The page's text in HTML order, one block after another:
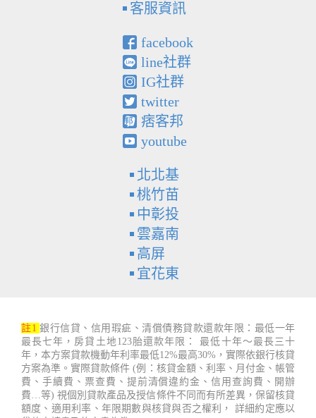
客服資訊
facebook
line社群
IG社群
twitter
痞客邦
youtube
北北基
桃竹苗
中彰投
雲嘉南
高屏
宜花東
註1 銀行信貸、信用瑕疵、清償債務貸款還款年限：最低一年
最長七年，房貸土地123胎還款年限： 最低十年～最長三十
年，本方案貸款機動年利率最低12%最高30%，實際依銀行核貸
方案為準。實際貸款條件 (例：核貸金額、利率、月付金、帳管
費、手續費、票查費、提前清償違約金、信用查詢費、開辦
費…等) 視個別貸款產品及授信條件不同而有所差異，保留核貸
額度、適用利率、年限期數與核貸與否之權利， 詳細約定應以